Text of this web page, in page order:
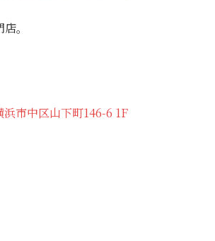
。
市中区山下町146-6 1F